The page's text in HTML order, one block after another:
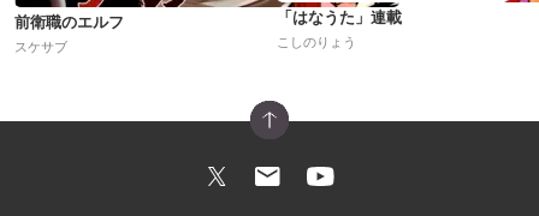
前衛職のエルフ
スケサブ
「はなうた」連載
こしのりょう